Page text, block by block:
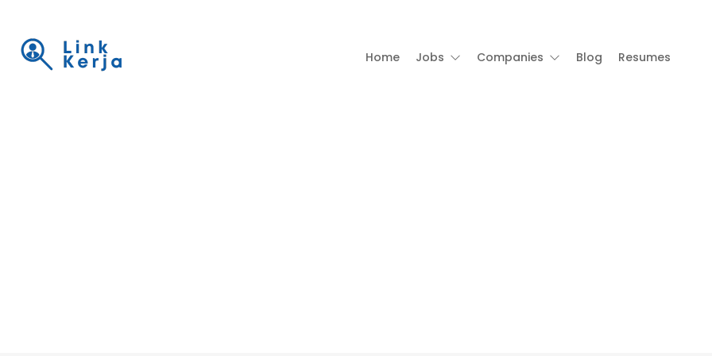
Home Jobs Companies Blog Resumes